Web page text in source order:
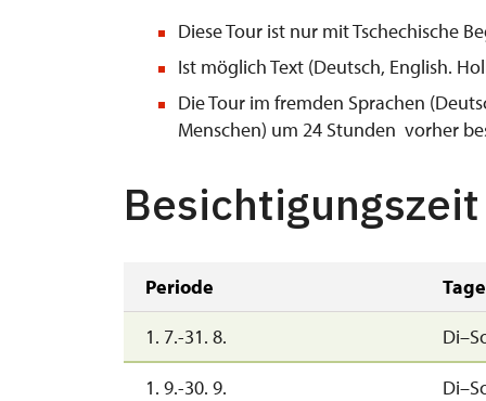
Diese Tour ist nur mit Tschechische
Ist möglich Text (Deutsch, English.
Die Tour im fremden Sprachen
Menschen) um 24 Stunden vorher
Besichtigungszeit
Periode Tage
1. 7.-31. 8.
1. 9.-30. 9.